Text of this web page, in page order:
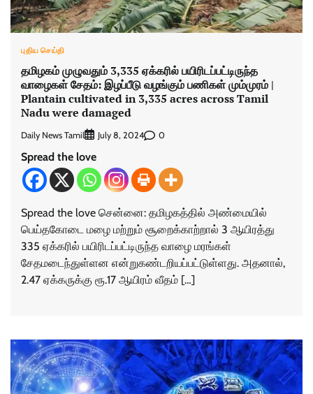
புதிய செய்தி
தமிழகம் முழுவதும் 3,335 ஏக்கரில் பயிரிடப்பட்டிருந்த
வாழைகள் சேதம்: இழப்பீடு வழங்கும் பணிகள் மும்முரம் |
Plantain cultivated in 3,335 acres across Tamil
Nadu were damaged
Daily News Tamil July 8, 2024 0
Spread the love
Spread the love சென்னை: தமிழகத்தில் அண்மையில்
பெய்தகோடை மழை மற்றும் சூறைக்காற்றால் 3 ஆயிரத்து
335 ஏக்கரில் பயிரிடப்பட்டிருந்த வாழை மரங்கள்
சேதமடைந்துள்ளன என்றுகண்டறியப்பட்டுள்ளது. அதனால்,
2.47 ஏக்கருக்கு ரூ.17 ஆயிரம் வீதம் […]